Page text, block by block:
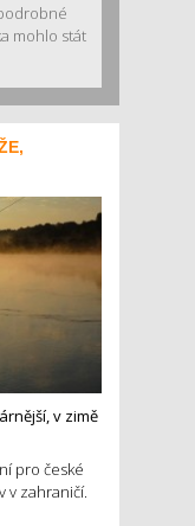
mohlo stát
v zimě
pro české
v zahraničí.